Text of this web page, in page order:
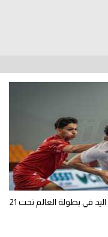
انتصار منتخب مصر للشباب على البحرين لكرة اليد في بطولة العالم تحت 21